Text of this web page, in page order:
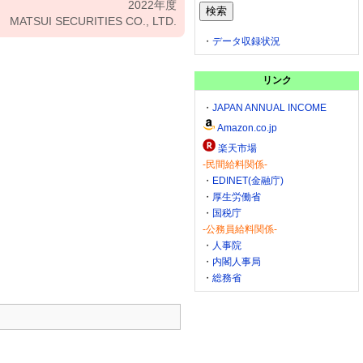
2022年度
MATSUI SECURITIES CO., LTD.
・ データ収録状況
リンク
・ JAPAN ANNUAL INCOME
Amazon.co.jp
楽天市場
-民間給料関係-
・ EDINET(金融庁)
・ 厚生労働省
・ 国税庁
-公務員給料関係-
・ 人事院
・ 内閣人事局
・ 総務省